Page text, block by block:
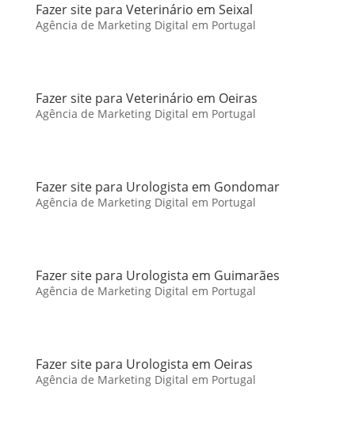
Fazer site para Veterinário em Seixal
Agência de Marketing Digital em Portugal
Fazer site para Veterinário em Oeiras
Agência de Marketing Digital em Portugal
Fazer site para Urologista em Gondomar
Agência de Marketing Digital em Portugal
Fazer site para Urologista em Guimarães
Agência de Marketing Digital em Portugal
Fazer site para Urologista em Oeiras
Agência de Marketing Digital em Portugal